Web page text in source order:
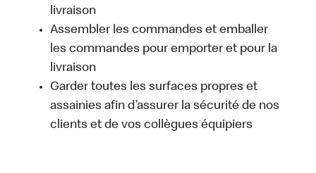
livraison
Assembler les commandes et emballer
les commandes pour emporter et pour la
livraison
Garder toutes les surfaces propres et
assainies afin d’assurer la sécurité de nos
clients et de vos collègues équipiers